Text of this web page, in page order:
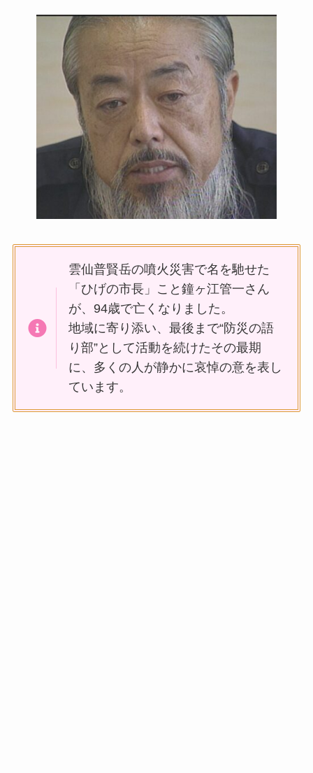
雲仙普賢岳の噴火災害で名を馳せた
「ひげの市長」こと鐘ヶ江管一さん
が、94歳で亡くなりました。
地域に寄り添い、最後まで“防災の語
り部”として活動を続けたその最期
に、多くの人が静かに哀悼の意を表し
ています。